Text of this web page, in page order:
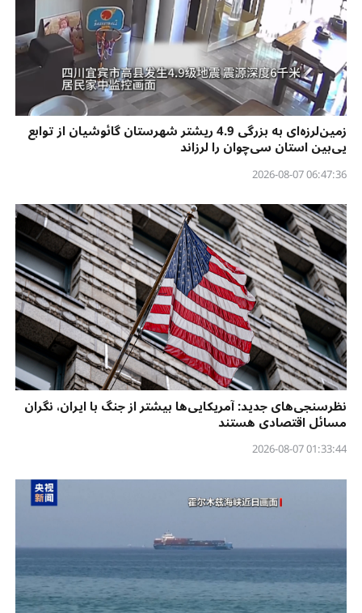
زمین‌لرزه‌ای به بزرگی 4.9 ریشتر شهرستان گائوشیان از توابع
یی‌بین استان سی‌چوان را لرزاند
06:47:36 2026-08-07
نظرسنجی‌‌های جدید: آمریکایی‌ها بیشتر از جنگ با ایران، نگران
مسائل اقتصادی هستند
01:33:44 2026-08-07